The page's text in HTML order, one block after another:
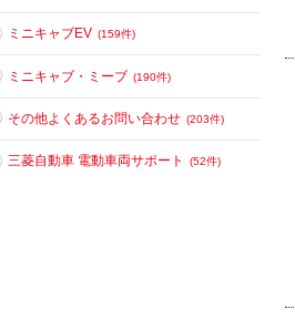
ミニキャブEV (159件)
ミニキャブ・ミーブ (190件)
その他よくあるお問い合わせ (203件)
三菱自動車 電動車両サポート (52件)